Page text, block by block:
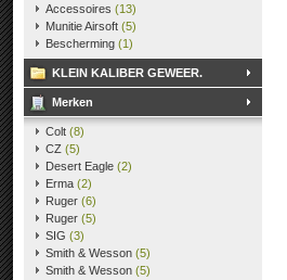
Accessoires (13)
Munitie Airsoft (5)
Bescherming (1)
KLEIN KALIBER GEWEER.
Merken
Colt (8)
CZ (5)
Desert Eagle (2)
Erma (2)
Ruger (6)
Ruger (5)
SIG (3)
Smith & Wesson (5)
Smith & Wesson (5)